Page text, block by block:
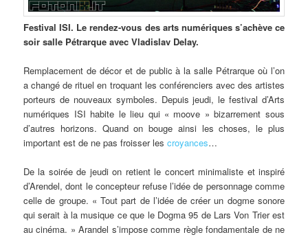
Festival ISI. Le rendez-vous des arts numériques s’achève ce
soir salle Pétrarque avec Vladislav Delay.
Remplacement de décor et de public à la salle Pétrarque où l’on
a changé de rituel en troquant les conférenciers avec des artistes
porteurs de nouveaux symboles. Depuis jeudi, le festival d’Arts
numériques ISI habite le lieu qui « moove » bizarrement sous
d’autres horizons. Quand on bouge ainsi les choses, le plus
important est de ne pas froisser lescroyances…
De la soirée de jeudi on retient le concert minimaliste et inspiré
d’Arendel, dont le concepteur refuse l’idée de personnage comme
celle de groupe. « Tout part de l’idée de créer un dogme sonore
qui serait à la musique ce que le Dogma 95 de Lars Von Trier est
au cinéma. » Arandel s’impose comme règle fondamentale de ne